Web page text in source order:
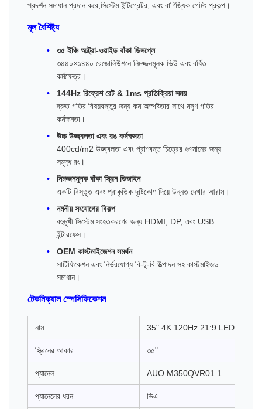
প্রদর্শন সমাধান প্রদান করে,সিস্টেম ইন্টিগ্রেটর, এবং বাণিজ্যিক গেমিং প্রকল্প।
মূল বৈশিষ্ট্য
৩৫ ইঞ্চি আল্ট্রা-ওয়াইড বাঁকা ডিসপ্লে
৩৪৪০×১৪৪০ রেজোলিউশনে নিমজ্জনমূলক ভিউ এবং বর্ধিত
কর্মক্ষেত্র।
144Hz রিফ্রেশ রেট & 1ms প্রতিক্রিয়া সময়
দ্রুত গতির বিষয়বস্তুর জন্য কম অস্পষ্টতার সাথে মসৃণ গতির
কর্মক্ষমতা।
উচ্চ উজ্জ্বলতা এবং রঙ কর্মক্ষমতা
400cd/m2 উজ্জ্বলতা এবং প্রাণবন্ত চিত্রের গুণমানের জন্য
সমৃদ্ধ রং।
নিমজ্জনমূলক বাঁকা স্ক্রিন ডিজাইন
একটি বিস্তৃত এবং প্রাকৃতিক দৃষ্টিকোণ দিয়ে উন্নত দেখার আরাম।
নমনীয় সংযোগের বিকল্প
বহুমুখী সিস্টেম সংহতকরণের জন্য HDMI, DP, এবং USB
ইন্টারফেস।
OEM কাস্টমাইজেশন সমর্থন
সার্টিফিকেশন এবং নির্ভরযোগ্য বি-টু-বি উত্পাদন সহ কাস্টমাইজড
সমাধান।
টেকনিক্যাল স্পেসিফিকেশন
নাম 35" 4K 120Hz 21:9 LED মনিটর
স্ক্রিনের আকার ৩৫"
প্যানেল AUO M350QVR01.1
প্যানেলের ধরন ভিএ